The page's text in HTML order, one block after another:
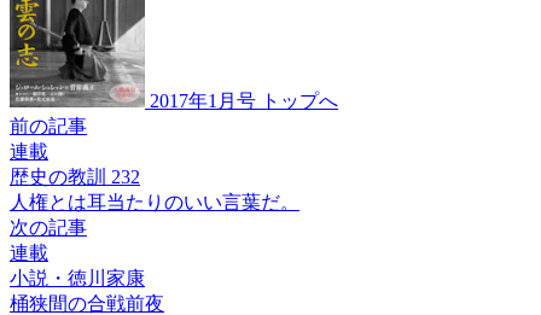
2017年1月号 トップへ
前の記事
連載
歴史の教訓 232
人権とは耳当たりのいい言葉だ。
次の記事
連載
小説・徳川家康
桶狭間の合戦前夜